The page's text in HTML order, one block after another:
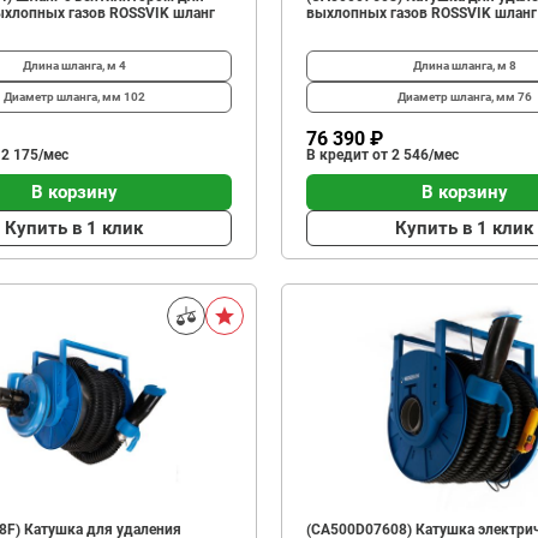
газов ROSSVIK шланг
Длина шланга, м 4
Диаметр шланга, мм 102
175/мес
В корзину
Купить в 1 клик
выхлопных газов ROSSVIK
Длина шланга, м 8
Диаметр шланга, мм 76
76 390 ₽
В кредит от 2 546/мес
В корзину
Купить в 1 клик
Катушка для удаления (CA500D07608) Катушка